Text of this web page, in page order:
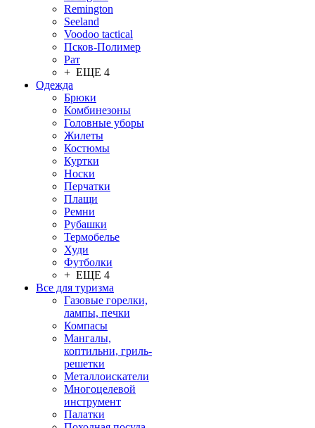
Remington
Seeland
Voodoo tactical
Псков-Полимер
Рат
+ ЕЩЕ 4
Одежда
Брюки
Комбинезоны
Головные уборы
Жилеты
Костюмы
Куртки
Носки
Перчатки
Плащи
Ремни
Рубашки
Термобелье
Худи
Футболки
+ ЕЩЕ 4
Все для туризма
Газовые горелки,
лампы, печки
Компасы
Мангалы,
коптильни, гриль-
решетки
Металлоискатели
Многоцелевой
инструмент
Палатки